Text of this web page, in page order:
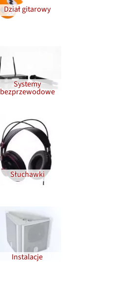
Dział gitarowy
Systemy
bezprzewodowe
Słuchawki
Instalacje